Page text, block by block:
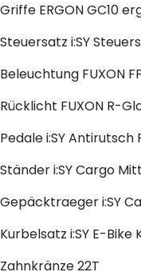
Griffe ERGON GC10
Steuersatz i:SY
Beleuchtung FUXON
Rücklicht FUXON R-
Pedalei:SY Antirutsch
Ständeri:SY Cargo
Gepäcktraegeri:SY
Kurbelsatz i:SY E-Bike
Zahnkränze22T